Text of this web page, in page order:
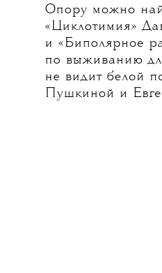
Опору можно
«Циклотимия»
и «Биполярное
по выживанию
не видит белой
Пушкиной и